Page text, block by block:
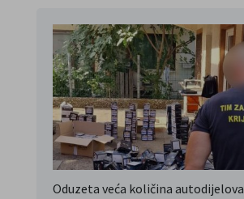
Oduzeta veća količina autodijelova